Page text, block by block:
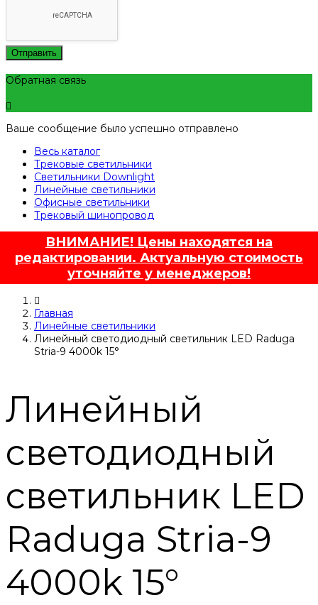
Отправить
Обратная связь
Ваше сообщение было успешно отправлено
Весь каталог
Трековые светильники
Светильники Downlight
Линейные светильники
Офисные светильники
Трековый шинопровод
ВНИМАНИЕ! Цены находятся на
редактировании. Актуальную стоимость
уточняйте у менеджеров!
Главная
Линейные светильники
Линейный светодиодный светильник LED Raduga
Stria-9 4000k 15°
Линейный
светодиодный
светильник LED
Raduga Stria-9
4000k 15°